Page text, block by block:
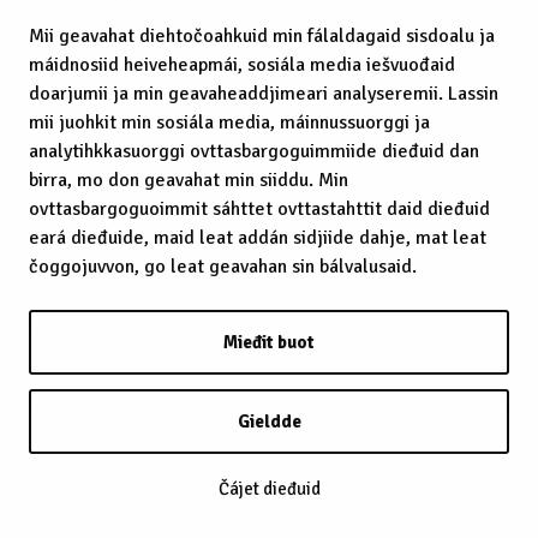
Mii geavahat diehtočoahkuid min fálaldagaid sisdoalu ja
máidnosiid heiveheapmái, sosiála media iešvuođaid
doarjumii ja min geavaheaddjimeari analyseremii. Lassin
mii juohkit min sosiála media, máinnussuorggi ja
analytihkkasuorggi ovttasbargoguimmiide dieđuid dan
birra, mo don geavahat min siiddu. Min
ovttasbargoguoimmit sáhttet ovttastahttit daid dieđuid
eará dieđuide, maid leat addán sidjiide dahje, mat leat
čoggojuvvon, go leat geavahan sin bálvalusaid.
Mieđit buot
Gieldde
Čájet dieđuid